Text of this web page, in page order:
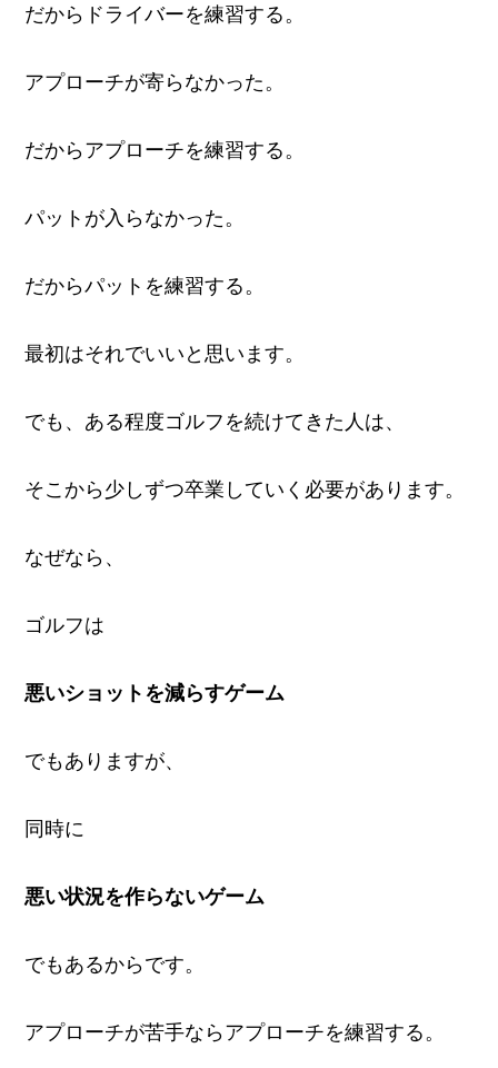
だからドライバーを練習する。
アプローチが寄らなかった。
だからアプローチを練習する。
パットが入らなかった。
だからパットを練習する。
最初はそれでいいと思います。
でも、ある程度ゴルフを続けてきた人は、
そこから少しずつ卒業していく必要があります。
なぜなら、
ゴルフは
悪いショットを減らすゲーム
でもありますが、
同時に
悪い状況を作らないゲーム
でもあるからです。
アプローチが苦手ならアプローチを練習する。